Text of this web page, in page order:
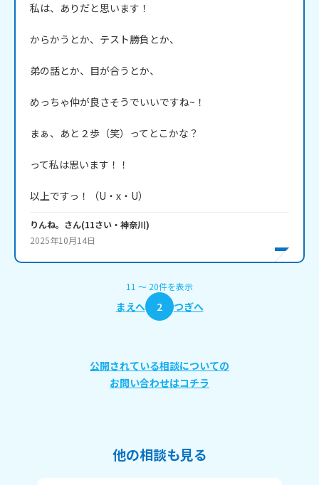
私は、ありだと思います！
からかうとか、テスト勝負とか、
弟の話とか、目が合うとか、
めっちゃ仲が良さそうでいいですね~！
まぁ、あと２歩（笑）ってとこかな？
って私は思います！！
以上ですっ！（U・x・U）
りんね。 さん(11さい・ 神奈川)
2025年10月14日
11 〜 20件を表示
まえへ 2 つぎへ
公開されている相談についての
お問い合わせはコチラ
他の相談も見る